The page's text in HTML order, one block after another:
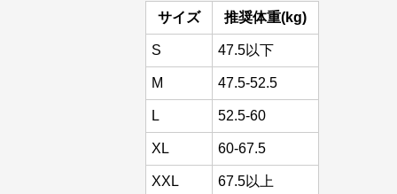
サイズ 推奨体重(kg)
S 47.5以下
M 47.5-52.5
L 52.5-60
XL 60-67.5
XXL 67.5以上